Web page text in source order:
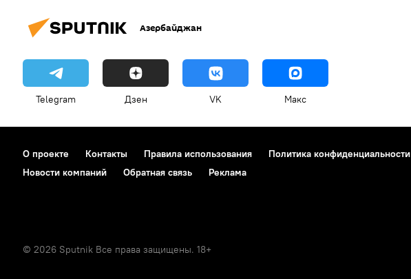
Азербайджан
Telegram Дзен VK Макс
О проекте Контакты Правила использования Политика конфиденциальности
Новости компаний
Обратная связь Реклама
© 2026 Sputnik Все права защищены. 18+